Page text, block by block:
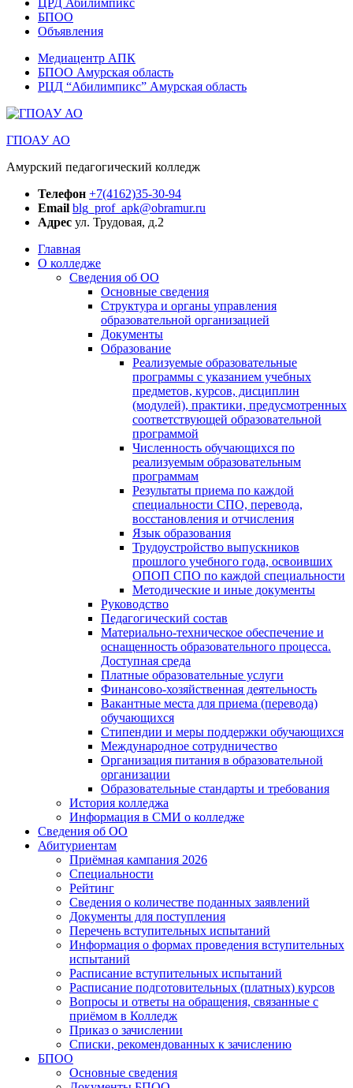
ЦРД Абилимпикс
БПОО
Объявления
Медиацентр АПК
БПОО Амурская область
РЦД “Абилимпикс” Амурская область
ГПОАУ АО
Амурский педагогический колледж
Телефон +7(4162)35-30-94
Email blg_prof_apk@obramur.ru
Адрес ул. Трудовая, д.2
Главная
О колледже
Сведения об ОО
Основные сведения
Структура и органы управления
образовательной организацией
Документы
Образование
Реализуемые образовательные
программы с указанием учебных
предметов, курсов, дисциплин
(модулей), практики, предусмотренных
соответствующей образовательной
программой
Численность обучающихся по
реализуемым образовательным
программам
Результаты приема по каждой
специальности СПО, перевода,
восстановления и отчисления
Язык образования
Трудоустройство выпускников
прошлого учебного года, освоивших
ОПОП СПО по каждой специальности
Методические и иные документы
Руководство
Педагогический состав
Материально-техническое обеспечение и
оснащенность образовательного процесса.
Доступная среда
Платные образовательные услуги
Финансово-хозяйственная деятельность
Вакантные места для приема (перевода)
обучающихся
Стипендии и меры поддержки обучающихся
Международное сотрудничество
Организация питания в образовательной
организации
Образовательные стандарты и требования
История колледжа
Информация в СМИ о колледже
Сведения об ОО
Абитуриентам
Приёмная кампания 2026
Специальности
Рейтинг
Сведения о количестве поданных заявлений
Документы для поступления
Перечень вступительных испытаний
Информация о формах проведения вступительных
испытаний
Расписание вступительных испытаний
Расписание подготовительных (платных) курсов
Вопросы и ответы на обращения, связанные с
приёмом в Колледж
Приказ о зачислении
Списки, рекомендованных к зачислению
БПОО
Основные сведения